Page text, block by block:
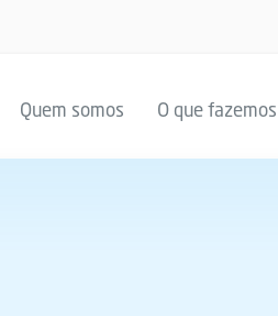
Quem somos O que fazemos